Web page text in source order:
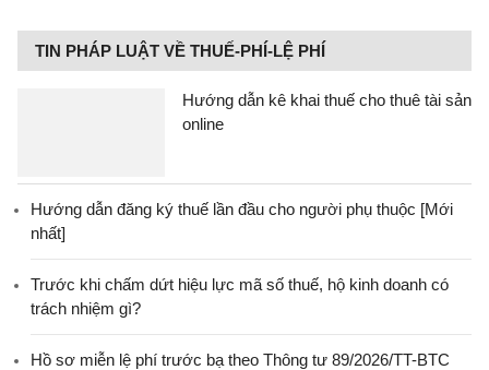
TIN PHÁP LUẬT VỀ THUẾ-PHÍ-LỆ PHÍ
Hướng dẫn kê khai thuế cho thuê tài sản
online
Hướng dẫn đăng ký thuế lần đầu cho người phụ thuộc [Mới
nhất]
Trước khi chấm dứt hiệu lực mã số thuế, hộ kinh doanh có
trách nhiệm gì?
Hồ sơ miễn lệ phí trước bạ theo Thông tư 89/2026/TT-BTC